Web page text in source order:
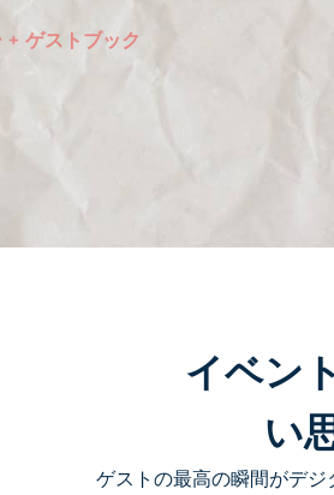
ゲストブック
イベン
い
ゲストの最高の瞬間がデ